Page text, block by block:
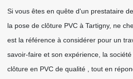
Si vous êtes en quête d'un prestataire
la pose de clôture PVC à Tartigny, ne
est la référence à considérer pour un
savoir-faire et son expérience, la
clôture en PVC de qualité , tout en